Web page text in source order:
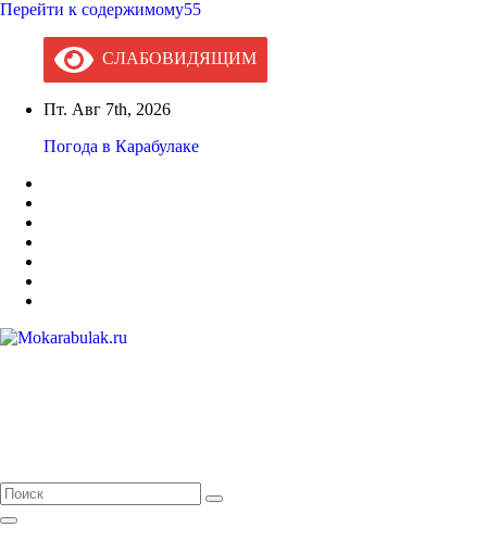
Перейти к содержимому55
СЛАБОВИДЯЩИМ
Пт. Авг 7th, 2026
Погода в Карабулаке